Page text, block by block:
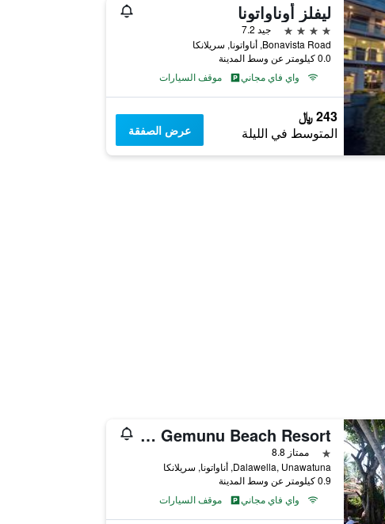
ليفلز أوناواتونا
4 نجوم
جيد 7.2
Bonavista Road, أناواتونا, سريلانكا
0.0 كيلومتر عن وسط المدينة
واي فاي مجاني
موقف السيارات
243 ﷼
المتوسط في الليلة عرض الصفقة
Sri Gemunu Beach Resort
نجمة واحدة
ممتاز 8.8
Dalawella, Unawatuna, أناواتونا, سريلانكا
0.9 كيلومتر عن وسط المدينة
واي فاي مجاني
موقف السيارات